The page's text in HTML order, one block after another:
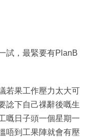
試，最緊要有PlanB
若果工作壓力太大可
諗下自己祼辭後嘅生
嘅日子頭一個星期一
唔到工果陣就會有壓